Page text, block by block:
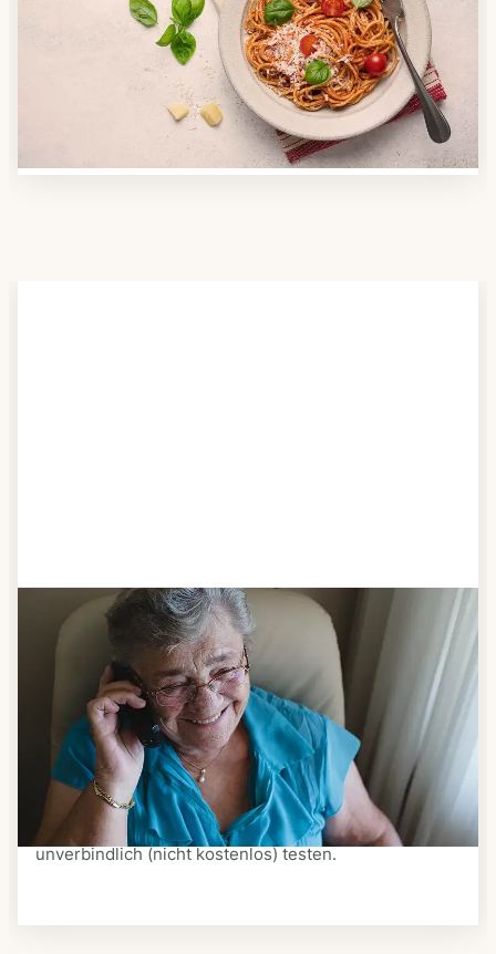
Nutzen Sie unsere große Mahlzeiten-Dienst-Suche,
um herauszufinden, welche Anbieter es in Ihrer
Region gibt und welcher am besten zu Ihnen passt.
Verschaffen Sie sich auch einen Überblick über die
Essen auf Rädern-Kosten.
Schritt 3
Bestellen & liefern lassen
Suchen Sie sich aus dem Speiseplan Ihres Anbieters
aus, was Ihnen schmeckt. Bestellen Sie telefonisch,
schriftlich oder im Online-Shop Ihres Anbieters.
Ein Kurier liefert Ihnen das bestellte Essen zum
vereinbarten Zeitpunkt nach Hause. Bei vielen
Anbietern können Sie Essen auf Rädern auch
unverbindlich (nicht kostenlos) testen.